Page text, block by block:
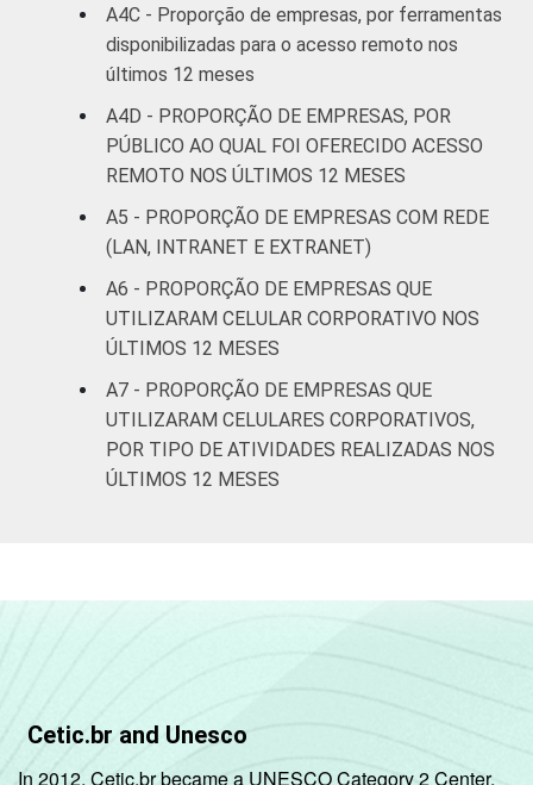
Informação e
comunicação
94
Artes, cultura,
esporte e
recreação;
outras
atividades de
serviços
1 Base: 7.010 empresas que declararam
utilizar computador, com 10 ou mais pessoas
ocupadas e que constituem os seguintes
segmentos da CNAE 2.0 (C, F, G, H, I, J, L, M,
N, R e S). Respostas estimuladas. Dados
coletados entre setembro de 2014 e março
de 2015.
A4C - Proporção de empresas, por ferramentas
disponibilizadas para o acesso remoto nos
últimos 12 meses
A4D - PROPORÇÃO DE EMPRESAS, POR
PÚBLICO AO QUAL FOI OFERECIDO ACESSO
REMOTO NOS ÚLTIMOS 12 MESES
A5 - PROPORÇÃO DE EMPRESAS COM REDE
(LAN, INTRANET E EXTRANET)
A6 - PROPORÇÃO DE EMPRESAS QUE
UTILIZARAM CELULAR CORPORATIVO NOS
ÚLTIMOS 12 MESES
A7 - PROPORÇÃO DE EMPRESAS QUE
UTILIZARAM CELULARES CORPORATIVOS,
POR TIPO DE ATIVIDADES REALIZADAS NOS
ÚLTIMOS 12 MESES
Cetic.br and Unesco
In 2012, Cetic.br became a UNESCO Category 2 Center,